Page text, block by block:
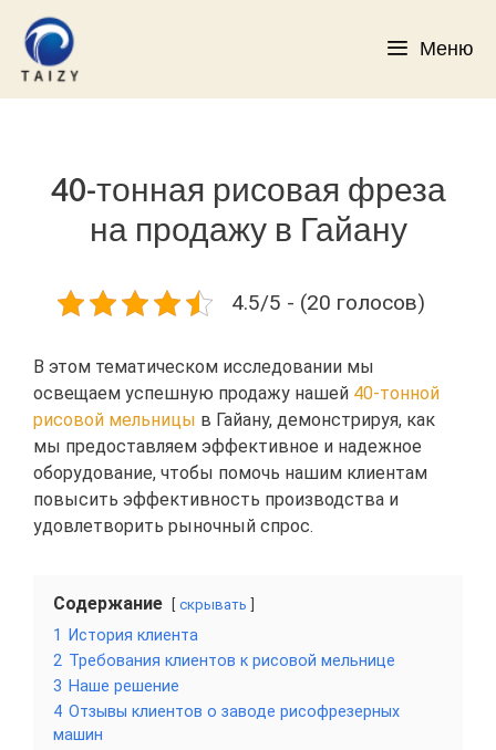
Перейти
содержимому
Меню
40-тонная рисовая фреза
на продажу в Гайану
4.5/5 - (20 голосов)
В этом тематическом исследовании мы
освещаем успешную продажу нашей 40-тонной
рисовой мельницы в Гайану, демонстрируя, как
мы предоставляем эффективное и надежное
оборудование, чтобы помочь нашим клиентам
повысить эффективность производства и
удовлетворить рыночный спрос.
Содержание скрывать
1
История клиента
2 Требования клиентов к рисовой мельнице
3 Наше решение
4 Отзывы клиентов о заводе рисофрезерных
машин